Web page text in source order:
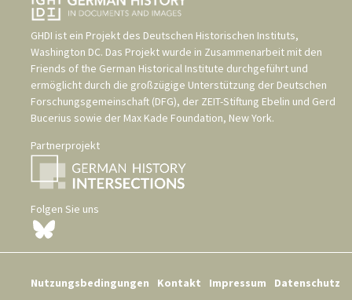
GHDI ist ein Projekt des Deutschen Historischen Instituts,
Washington DC. Das Projekt wurde in Zusammenarbeit mit den
Friends of the German Historical Institute durchgeführt und
ermöglicht durch die großzügige Unterstützung der Deutschen
Forschungsgemeinschaft (DFG), der ZEIT-Stiftung Ebelin und Gerd
Bucerius sowie der Max Kade Foundation, New York.
Partnerprojekt
Folgen Sie uns
Nutzungsbedingungen Kontakt Impressum Datenschutz